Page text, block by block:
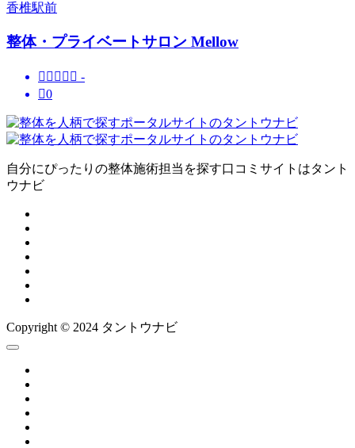
香椎駅前
整体・プライベートサロン Mellow
     -
0
自分にぴったりの整体施術担当を探す口コミサイトはタント
ウナビ
Copyright © 2024 タントウナビ